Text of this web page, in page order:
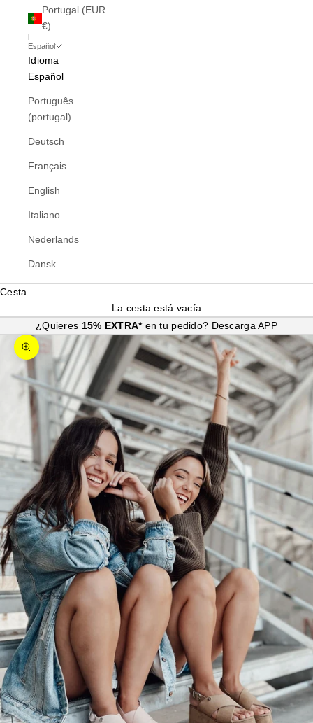
Portugal (EUR
€)
Español
Idioma
Español
Português
(portugal)
Deutsch
Français
English
Italiano
Nederlands
Dansk
Cesta
La cesta está vacía
¿Quieres 15% EXTRA* en tu pedido? Descarga APP
Zoom